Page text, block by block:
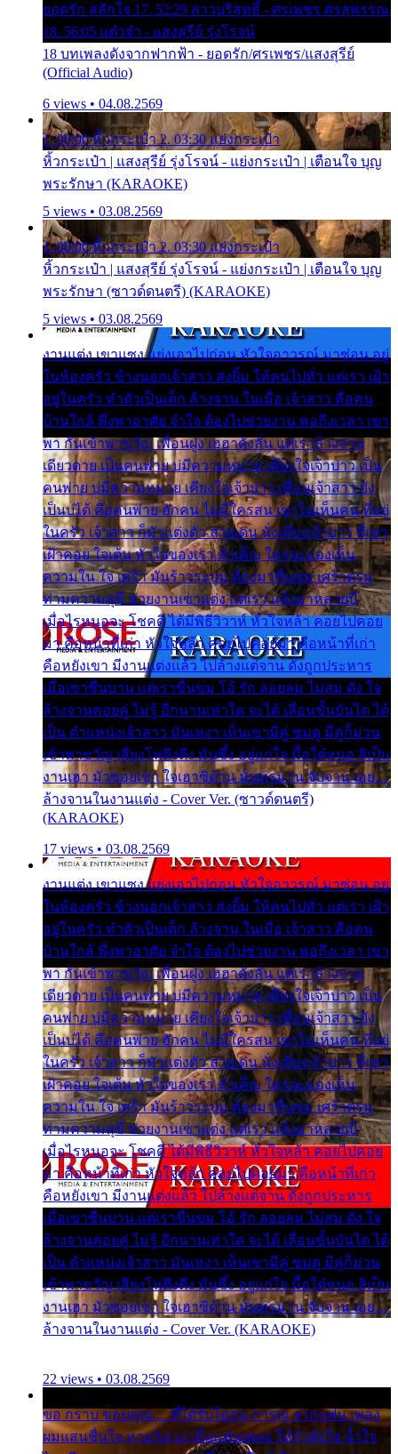
ยอดรัก สลักใจ 17. 52:29 สาวบริสุทธิ์ - ศรเพชร ศรสุพรรณ
18. 56:05 แต๋วจ๋า - แสงสุรีย์ รุ่งโรจน์
18 บทเพลงดังจากฟากฟ้า - ยอดรัก/ศรเพชร/แสงสุรีย์
(Official Audio)
6 views • 04.08.2569
1. 00:00 หิ้วกระเป๋า 2. 03:30 แย่งกระเป๋า
หิ้วกระเป๋า | แสงสุรีย์ รุ่งโรจน์ - แย่งกระเป๋า | เตือนใจ บุญ
พระรักษา (KARAOKE)
5 views • 03.08.2569
1. 00:00 หิ้วกระเป๋า 2. 03:30 แย่งกระเป๋า
หิ้วกระเป๋า | แสงสุรีย์ รุ่งโรจน์ - แย่งกระเป๋า | เตือนใจ บุญ
พระรักษา (ซาวด์ดนตรี) (KARAOKE)
5 views • 03.08.2569
งานแต่ง เขาแซง แย่งเอาไปก่อน หัวใจอาวรณ์ มาซ่อน อยู่
ในห้องครัว ข้างนอกเจ้าสาว ส่งยิ้ม ให้คนไปทั่ว แต่เรา เฝ้า
อยู่ในครัว ทำตัวเป็นเด็ก ล้างจาน ในเมื่อ เจ้าสาว คือคน
บ้านใกล้ พึ่งพาอาศัย จำใจ ต้องไปช่วยงาน พอถึงเวลา เขา
พา กันเข้าพาขวัญ เพื่อนฝูง เฮฮาดังลั่น แต่เราล้างจาน
เดียวดาย เป็นคนพ่าย บ่มีความหมาย เคียงใจเจ้าบ่าว เป็น
คนพ่าย บ่มีความหมาย เคียงใจเจ้าบ่าว เพื่อนเจ้าสาว ยัง
เป็นบ่ได้ คือคนพ่าย ฮักคน ไม่มีใครสน เขาไม่เห็นคน ที่อยู่
ในครัว เจ้าสาว ก็มัวแต่งตัว สวยเด่น นั่งเคียงเจ้าบ่าว ที่เขา
เฝ้าคอย ใจเต้น หัวใจของเรา ลำเค็ญ ใครจะมองเห็น
ความใน ใจ เศร้า มันร้าวระบม ต้องมาขื่นขม เศร้าตรม
ท่ามความสุขี ช่วยงานเขาแต่ง แต่เรา แล้งมาหลายปี
เมื่อไรหนอจะ โชคดี ได้มีพิธีวิวาห์ หัวใจหล้า คอยไปคอย
มา คือหน้าที่เก่า หัวใจหล้า คอยไปคอยมา คือหน้าที่เก่า
คือหยังเขา มีงานแต่งแล้ว ไปล้างแต่จาน ดั่งถูกประหาร
เมื่อเขาชื่นบาน แต่เราขื่นขม โอ้ รัก ลอยลม ไม่สม ดัง ใจ
ล้างจานคอยคู่ ไม่รู้ อีกนานเท่าใด จะได้ เลื่อนขั้นบันได ได้
เป็น ตำแหน่งเจ้าสาว มันเหงา เห็นเขามีคู่ ซมดู มีคู่ก็ม่วน
เข้าพาขวัญ เสียงโห่ตึงตึง มันซึ้ง อยู่แก่ใจ มื้อใด๋หนอ สิเป็น
งานเฮา มัวซอยเขา ใจเฮาซิด้าน มันทรมาน จับจาน เอย…
ล้างจานในงานแต่ง - Cover Ver. (ซาวด์ดนตรี)
(KARAOKE)
17 views • 03.08.2569
งานแต่ง เขาแซง แย่งเอาไปก่อน หัวใจอาวรณ์ มาซ่อน อยู่
ในห้องครัว ข้างนอกเจ้าสาว ส่งยิ้ม ให้คนไปทั่ว แต่เรา เฝ้า
อยู่ในครัว ทำตัวเป็นเด็ก ล้างจาน ในเมื่อ เจ้าสาว คือคน
บ้านใกล้ พึ่งพาอาศัย จำใจ ต้องไปช่วยงาน พอถึงเวลา เขา
พา กันเข้าพาขวัญ เพื่อนฝูง เฮฮาดังลั่น แต่เราล้างจาน
เดียวดาย เป็นคนพ่าย บ่มีความหมาย เคียงใจเจ้าบ่าว เป็น
คนพ่าย บ่มีความหมาย เคียงใจเจ้าบ่าว เพื่อนเจ้าสาว ยัง
เป็นบ่ได้ คือคนพ่าย ฮักคน ไม่มีใครสน เขาไม่เห็นคน ที่อยู่
ในครัว เจ้าสาว ก็มัวแต่งตัว สวยเด่น นั่งเคียงเจ้าบ่าว ที่เขา
เฝ้าคอย ใจเต้น หัวใจของเรา ลำเค็ญ ใครจะมองเห็น
ความใน ใจ เศร้า มันร้าวระบม ต้องมาขื่นขม เศร้าตรม
ท่ามความสุขี ช่วยงานเขาแต่ง แต่เรา แล้งมาหลายปี
เมื่อไรหนอจะ โชคดี ได้มีพิธีวิวาห์ หัวใจหล้า คอยไปคอย
มา คือหน้าที่เก่า หัวใจหล้า คอยไปคอยมา คือหน้าที่เก่า
คือหยังเขา มีงานแต่งแล้ว ไปล้างแต่จาน ดั่งถูกประหาร
เมื่อเขาชื่นบาน แต่เราขื่นขม โอ้ รัก ลอยลม ไม่สม ดัง ใจ
ล้างจานคอยคู่ ไม่รู้ อีกนานเท่าใด จะได้ เลื่อนขั้นบันได ได้
เป็น ตำแหน่งเจ้าสาว มันเหงา เห็นเขามีคู่ ซมดู มีคู่ก็ม่วน
เข้าพาขวัญ เสียงโห่ตึงตึง มันซึ้ง อยู่แก่ใจ มื้อใด๋หนอ สิเป็น
งานเฮา มัวซอยเขา ใจเฮาซิด้าน มันทรมาน จับจาน เอย…
ล้างจานในงานแต่ง - Cover Ver. (KARAOKE)
22 views • 03.08.2569
ขอ กราบ ขอบคุณ.... ที่ได้รับไออุ่น การุณ จากแฟน เพลง
ผมแสนชื่นใจ หายวังเวง เมื่อแฟนเพลง ให้กำลังใจ น้ำใจ